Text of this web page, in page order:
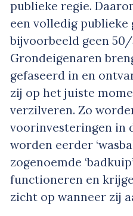
publieke regie.
een volledig
bijvoorbeeld geen
Grondeigenaren
gefaseerd in en
zij op het juiste
verzilveren. Zo
voorinvesteringen in
worden eerder
zogenoemde
functioneren en
zicht op wanneer zij